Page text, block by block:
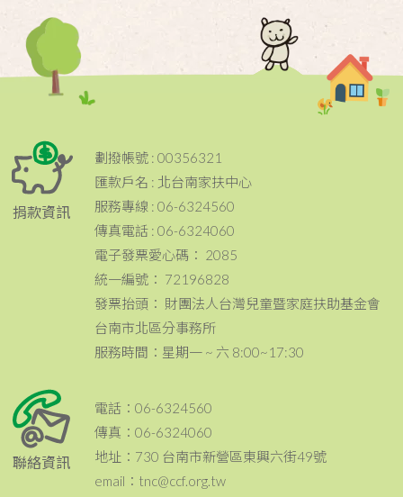
捐款資訊
劃撥帳號 : 00356321
匯款戶名 : 北台南家扶中心
服務專線 : 06-6324560
傳真電話 : 06-6324060
電子發票愛心碼： 2085
統一編號： 72196828
發票抬頭： 財團法人台灣兒童暨家庭扶助基金會
台南市北區分事務所
服務時間：星期一 ~ 六 8:00~17:30
聯絡資訊
電話：06-6324560
傳真：06-6324060
地址：730 台南市新營區東興六街49號
email：tnc@ccf.org.tw